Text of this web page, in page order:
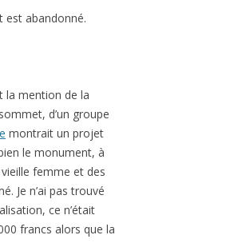
est abandonné.
la mention de la
d’un groupe
montrait un projet
le monument, à
femme et des
Je n’ai pas trouvé
ce n’était
francs alors que la